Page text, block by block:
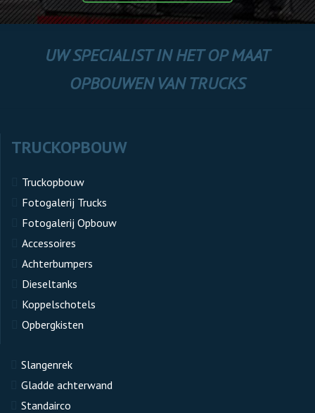
UW SPECIALIST IN HET OP MAAT
OPBOUWEN VAN TRUCKS
TRUCKOPBOUW
Truckopbouw
Fotogalerij Trucks
Fotogalerij Opbouw
Accessoires
Achterbumpers
Dieseltanks
Koppelschotels
Opbergkisten
Slangenrek
Gladde achterwand
Standairco